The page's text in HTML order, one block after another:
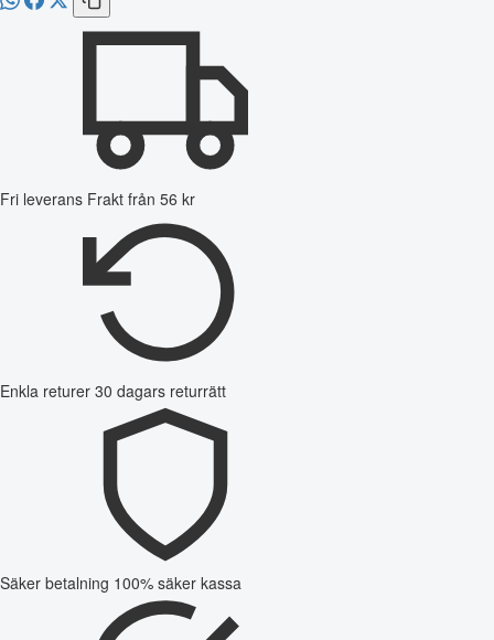
Fri leverans Frakt från 56 kr
Enkla returer 30 dagars returrätt
Säker betalning 100% säker kassa